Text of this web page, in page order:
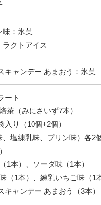
味：氷菓
ラクトアイス
キャンデー あまおう：氷菓
ート
茶（みにさいず7本）
入り（10個+2個）
、塩練乳味、プリン味）各2
1本）、ソーダ味（1本）
（1本）、練乳いちご味（1本
キャンデー あまおう（3本）